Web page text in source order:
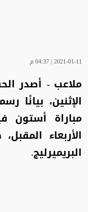
2021-01-11 | 04:37 م
ملاعب - أصدر
الإثنين،
مباراة أستون
البريميرليج.